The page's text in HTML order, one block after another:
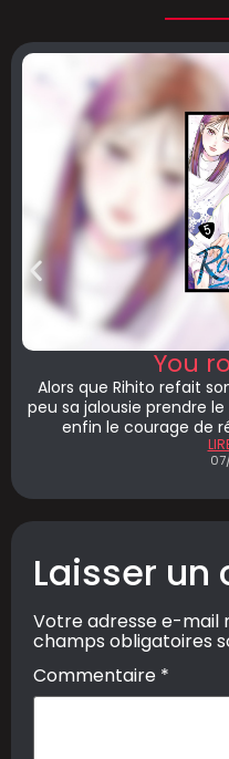
You
Alors que Rihito refait
peu sa jalousie prendre
enfin le courage de
Laisser
Votre adresse e-mail
champs obligatoires
Commentaire *